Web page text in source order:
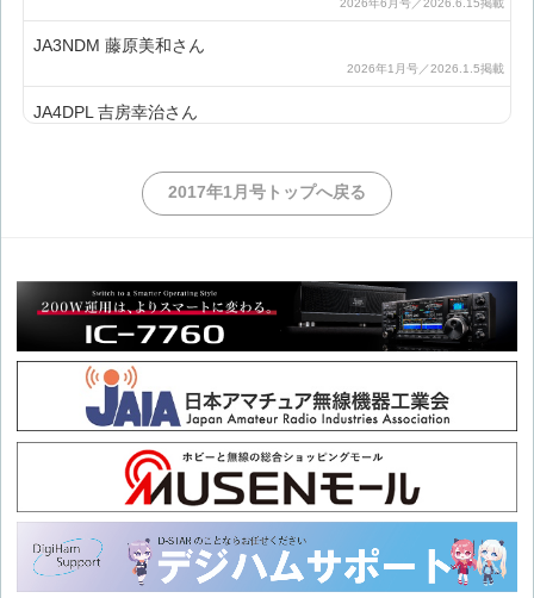
JA3NDM 藤原美和さん
JA4DPL 吉房幸治さん
JA3XQO 竹中信雄さん
JG2TSL 片桐秀夫さん
JI1UPL 平井玲緒さん
JA3JLB 中楠實さん
JQ1BVI 平野岳さん
JO3TND 足立太郎さん
2017年1月号トップへ戻る